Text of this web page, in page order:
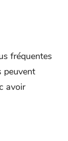
fréquentes
peuvent
avoir